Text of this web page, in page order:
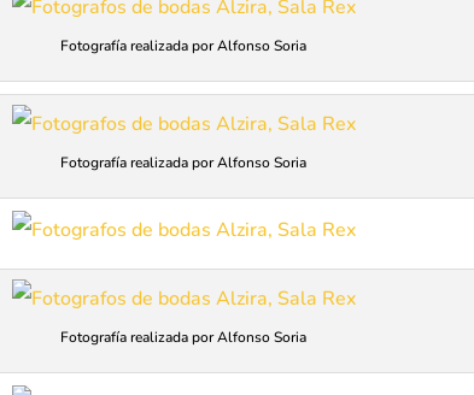
Fotografía realizada por Alfonso Soria
Fotografía realizada por Alfonso Soria
Fotografía realizada por Alfonso Soria